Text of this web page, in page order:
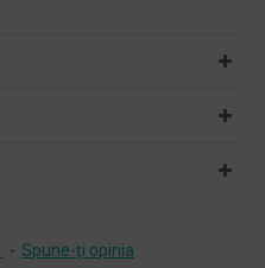
- Spune-ţi opinia